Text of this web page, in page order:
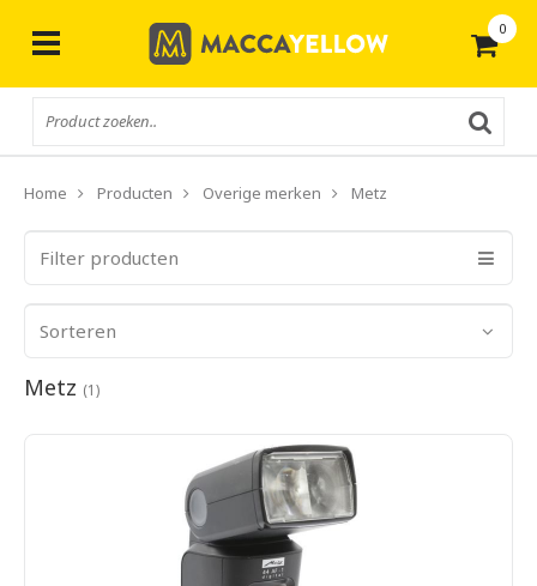
0
Home Producten Overige merken Metz
Filter producten
Sorteren
Metz (1)